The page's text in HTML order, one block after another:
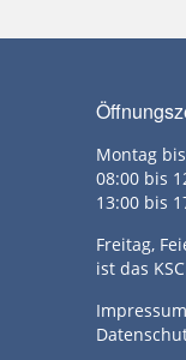
Montag
08:00 bis
13:00 bis
Freitag,
ist das
Impressum